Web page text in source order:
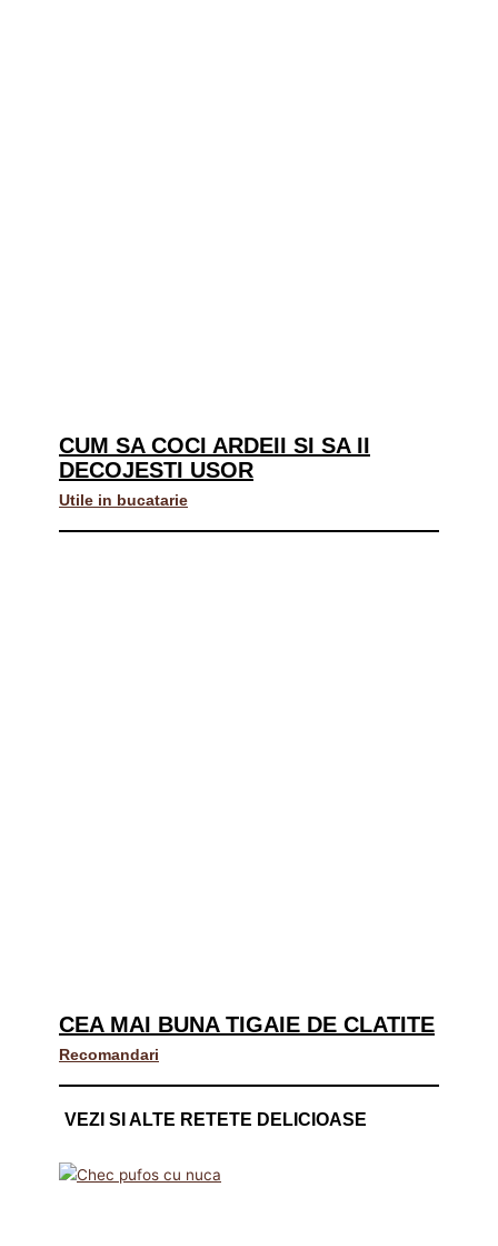
CUM SA COCI ARDEII SI SA II
DECOJESTI USOR
Utile in bucatarie
CEA MAI BUNA TIGAIE DE CLATITE
Recomandari
VEZI SI ALTE RETETE DELICIOASE